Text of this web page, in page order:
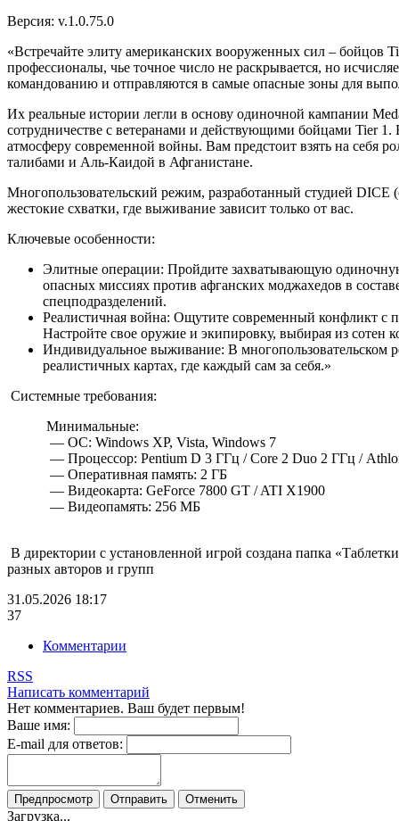
Версия: v.1.0.75.0
«Встречайте элиту американских вооруженных сил – бойцов
профессионалы, чье точное число не раскрывается, но
командованию и отправляются в самые опасные зоны для
Их реальные истории легли в основу одиночной кампании
сотрудничестве с ветеранами и действующими бойцами Tier 1.
атмосферу современной войны. Вам предстоит взять на себя
талибами и Аль-Каидой в Афганистане.
Многопользовательский режим, разработанный студией DICE
жестокие схватки, где выживание зависит только от вас.
Ключевые особенности:
Элитные операции: Пройдите захватывающую
опасных миссиях против афганских моджахедов в
спецподразделений.
Реалистичная война: Ощутите современный конфликт с
Настройте свое оружие и экипировку, выбирая из сотен
Индивидуальное выживание: В многопользовательском
реалистичных картах, где каждый сам за себя.»
Системные требования:
Минимальные:
— ОС: Windows XP, Vista, Windows 7
— Процессор: Pentium D 3 ГГц / Core 2 Duo 2 ГГц /
— Оперативная память: 2 ГБ
— Видеокарта: GeForce 7800 GT / ATI X1900
— Видеопамять: 256 МБ
В директории с установленной игрой создана папка
разных авторов и групп
31.05.2026 18:17
37
Комментарии
RSS
Написать комментарий
Нет комментариев. Ваш будет первым!
Ваше имя:
E-mail для ответов:
Предпросмотр Отправить Отменить
Загрузка...